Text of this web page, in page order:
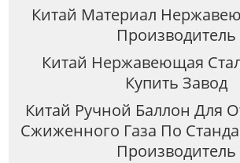
Китай Материал
Производитель
Китай Нержавеющая
Купить Завод
Китай Ручной Баллон Для
Сжиженного Газа По
Производитель